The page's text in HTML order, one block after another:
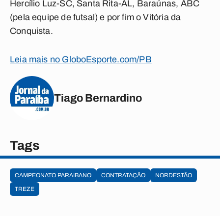
Hercílio Luz-SC, Santa Rita-AL, Baraúnas, ABC
(pela equipe de futsal) e por fim o Vitória da
Conquista.
Leia mais no GloboEsporte.com/PB
Tiago Bernardino
Tags
CAMPEONATO PARAIBANO CONTRATAÇÃO
NORDESTÃO
TREZE